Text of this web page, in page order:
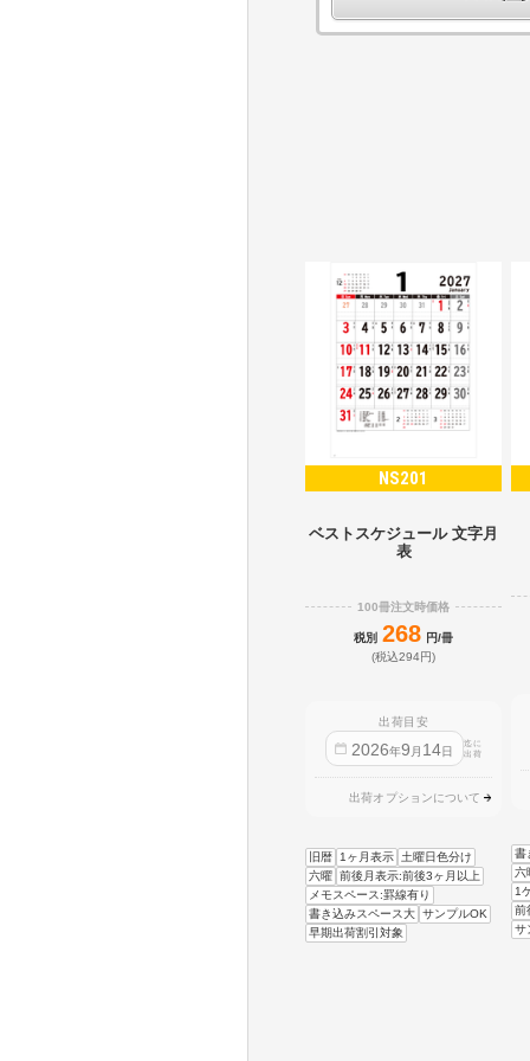
NS201
ベストスケジュール 文字月
表
100冊注文時価格
税別 268 円/冊
(税込294円)
出荷目安
2026年9 月 14日
迄に
出荷
出荷オプションについて
旧暦 1ヶ月表示
土曜日色分け
六曜 前後月表示:前後3ヶ月以上
メモスペース:罫線有り
書き込みスペース大 サンプルOK
早期出荷割引対象
書
六
1
前
サ